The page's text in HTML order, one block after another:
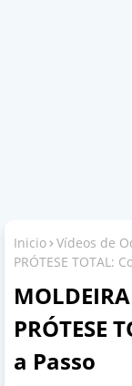
Inicio Vídeos de
PRÓTESE TOTAL:
PRÓTESE
a Passo